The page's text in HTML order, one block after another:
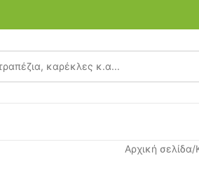
Αρχική σελίδα/